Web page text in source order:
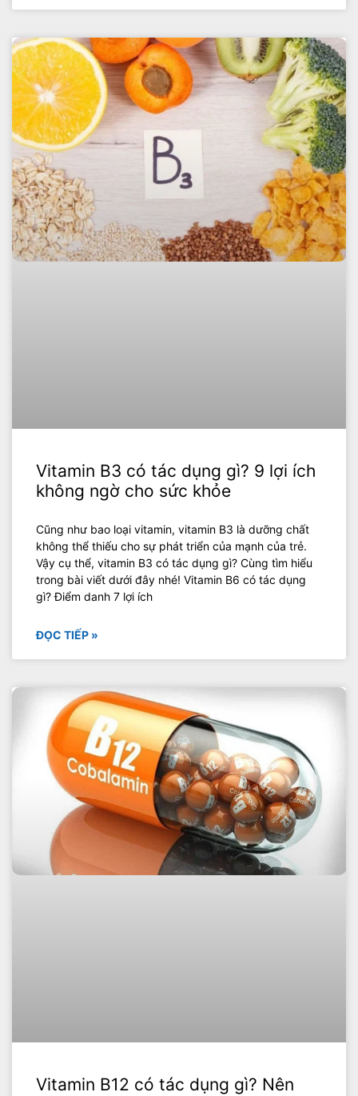
Vitamin B3 có tác dụng gì? 9 lợi ích
không ngờ cho sức khỏe
Cũng như bao loại vitamin, vitamin B3 là dưỡng chất
không thể thiếu cho sự phát triển của mạnh của trẻ.
Vậy cụ thể, vitamin B3 có tác dụng gì? Cùng tìm hiểu
trong bài viết dưới đây nhé! Vitamin B6 có tác dụng
gì? Điểm danh 7 lợi ích
ĐỌC TIẾP »
Vitamin B12 có tác dụng gì? Nên